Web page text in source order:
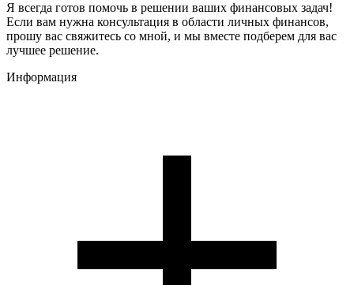
Я всегда готов помочь в решении ваших финансовых задач!
Если вам нужна консультация в области личных финансов,
прошу вас свяжитесь со мной, и мы вместе подберем для вас
лучшее решение.
Информация